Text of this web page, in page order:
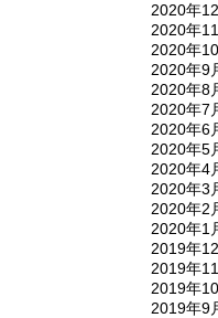
2020年
2020年
2020年
2020年9
2020年8
2020年7
2020年6
2020年5
2020年4
2020年3
2020年2
2020年1
2019年
2019年
2019年
2019年9